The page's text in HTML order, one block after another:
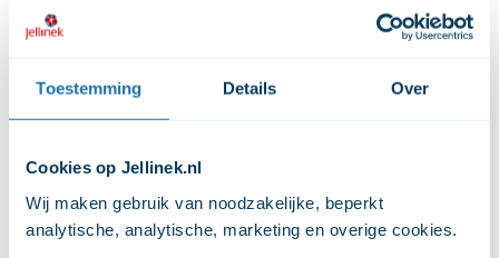
Toestemming Details Over
Cookies op Jellinek.nl
Wij maken gebruik van noodzakelijke, beperkt
analytische, analytische, marketing en overige cookies.
Bloed
begin van de dunne darm wordt de meeste alcohol
opgenomen. De hoogste concentratie alcohol in het bloed
treedt bij sterke drank op na 3 kwartier tot een uur. Bij bier